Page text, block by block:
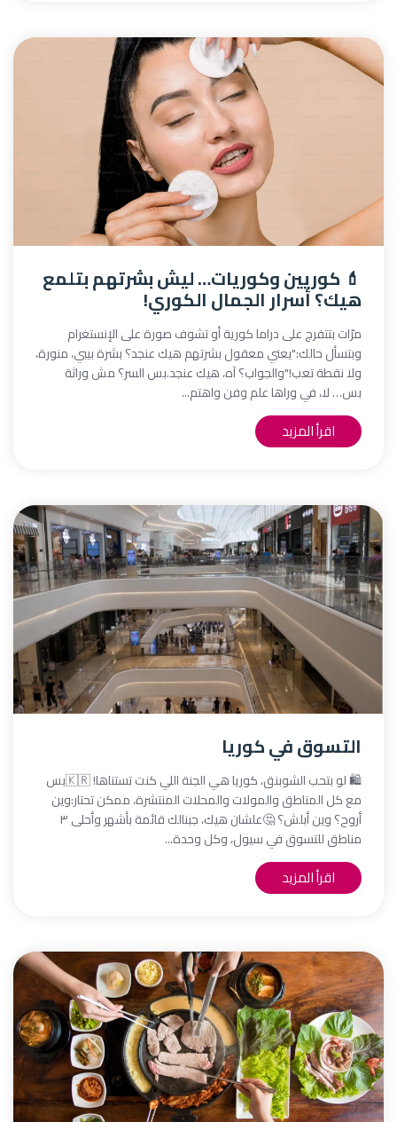
💄 كوريين وكوريات… ليش بشرتهم بتلمع
هيك؟ أسرار الجمال الكوري!
مرّات بتتفرج على دراما كورية أو تشوف صورة على الإنستغرام
وبتسأل حالك:"يعني معقول بشرتهم هيك عنجد؟ بشرة بيبي، منورة،
ولا نقطة تعب!"والجواب؟ آه، هيك عنجد.بس السر؟ مش وراثة
بس… لا، في وراها علم وفن واهتم...
اقرأ المزيد
التسوق في كوريا
🛍️ لو بتحب الشوبنق، كوريا هي الجنة اللي كنت تستناها! 🇰🇷بس
مع كل المناطق والمولات والمحلات المنتشرة، ممكن تحتار:وين
أروح؟ وين أبلش؟ 🤔علشان هيك، جبنالك قائمة بأشهر وأحلى ٣
مناطق للتسوق في سيول، وكل وحدة...
اقرأ المزيد